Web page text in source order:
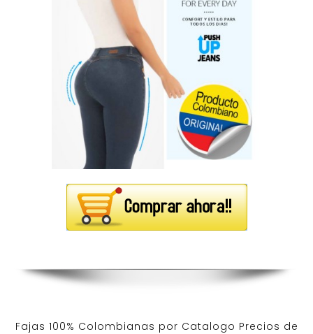
Fajas 100% Colombianas por Catalogo Precios de